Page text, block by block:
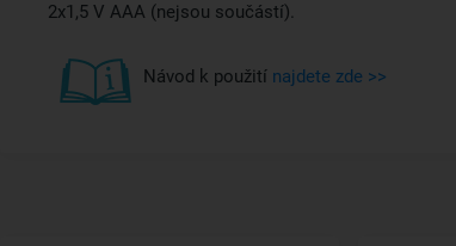
2x1,5 V AAA (nejsou součástí).
Návod k použití najdete zde >>